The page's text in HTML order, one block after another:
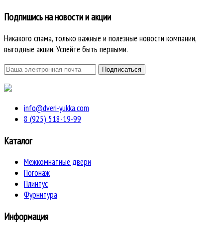
Подпишись на новости и акции
Никакого спама, только важные и полезные новости компании,
выгодные акции. Успейте быть первыми.
info@dveri-yukka.com
8 (925) 518-19-99
Каталог
Межкомнатные двери
Погонаж
Плинтус
Фурнитура
Информация